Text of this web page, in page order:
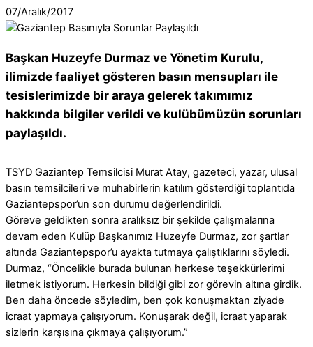
07/Aralık/2017
Başkan Huzeyfe Durmaz ve Yönetim Kurulu,
ilimizde faaliyet gösteren basın mensupları ile
tesislerimizde bir araya gelerek takımımız
hakkında bilgiler verildi ve kulübümüzün sorunları
paylaşıldı.
TSYD Gaziantep Temsilcisi Murat Atay, gazeteci, yazar, ulusal
basın temsilcileri ve muhabirlerin katılım gösterdiği toplantıda
Gaziantepspor’un son durumu değerlendirildi.
Göreve geldikten sonra aralıksız bir şekilde çalışmalarına
devam eden Kulüp Başkanımız Huzeyfe Durmaz, zor şartlar
altında Gaziantepspor’u ayakta tutmaya çalıştıklarını söyledi.
Durmaz, “Öncelikle burada bulunan herkese teşekkürlerimi
iletmek istiyorum. Herkesin bildiği gibi zor görevin altına girdik.
Ben daha öncede söyledim, ben çok konuşmaktan ziyade
icraat yapmaya çalışıyorum. Konuşarak değil, icraat yaparak
sizlerin karşısına çıkmaya çalışıyorum.”